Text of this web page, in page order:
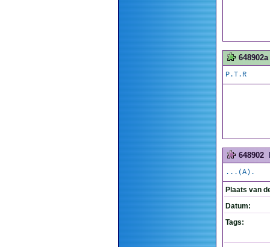
648902a
P.T.R
648902
...(A).
Plaats van
Datum:
Tags: